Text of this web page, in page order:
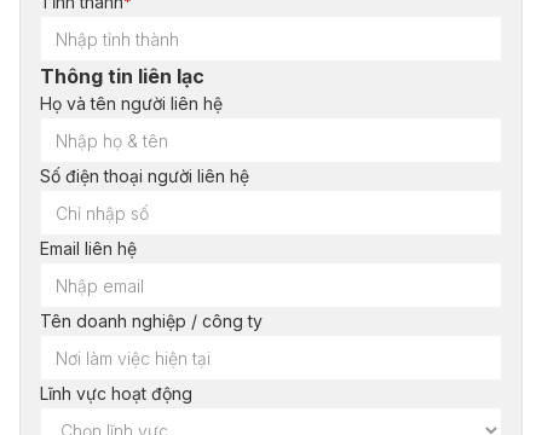
Thông tin liên lạc
Họ và tên người liên hệ
Số điện thoại người liên hệ
Email liên hệ
Tên doanh nghiệp / công ty
Lĩnh vực hoạt động